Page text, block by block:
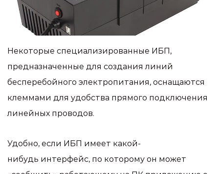
Некоторые специализированные ИБП,
предназначенные для создания линий
бесперебойного электропитания, оснащаются
клеммами для удобства прямого подключения
линейных проводов.
Удобно, если ИБП имеет какой-
нибудь интерфейс, по которому он может